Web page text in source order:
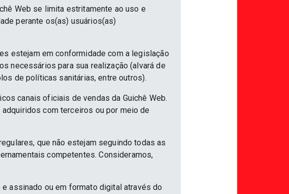
Web se limita estritamente ao uso e
perante os(as) usuários(as)
estejam em conformidade com a legislação
necessários para sua realização (alvará de
de políticas sanitárias, entre outros).
canais oficiais de vendas da Guichê Web.
com terceiros ou por meio de
que não estejam seguindo todas as
competentes. Consideramos,
assinado ou em formato digital através do